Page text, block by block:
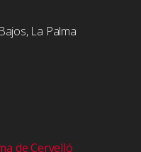
La Palma
de Cervelló